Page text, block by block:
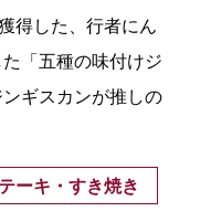
得した、行者にん
「五種の味付けジ
ギスカンが推しの
ーキ・すき焼き